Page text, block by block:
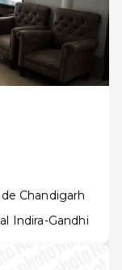
Chandigarh
Indira-Gandhi